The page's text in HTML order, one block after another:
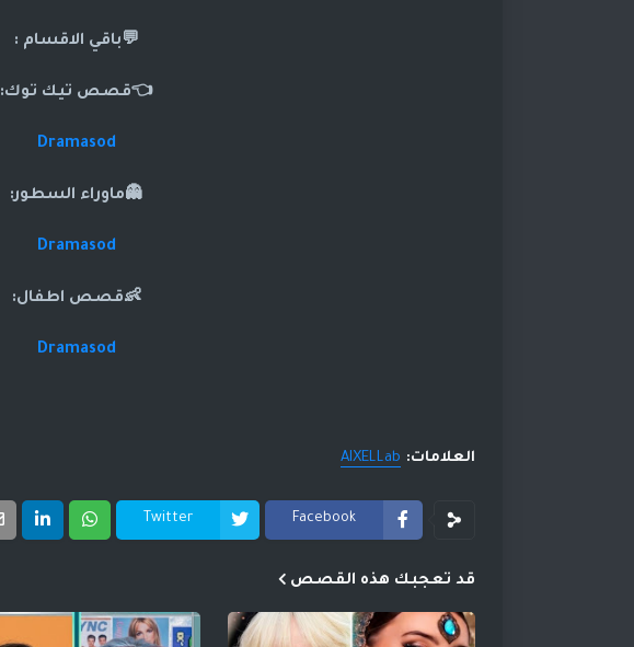
💬باقي الاقسام :
👈قصص تيك توك:
Dramasod
👻ماوراء السطور:
Dramasod
👶قصص اطفال:
Dramasod
العلامات: AIXELLab
Facebook
Twitter
قد تعجبك هذه القصص